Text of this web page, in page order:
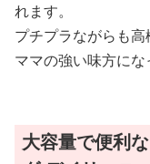
れます。
プチプラながらも
ママの強い味方にな
大容量で便利